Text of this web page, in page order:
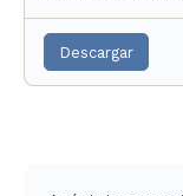
Descargar